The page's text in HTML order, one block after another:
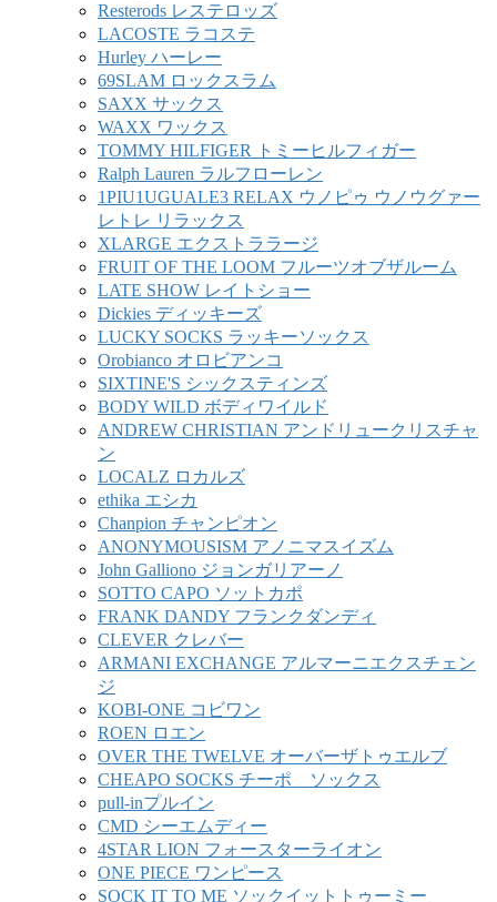
Resterods レステロッズ
LACOSTE ラコステ
Hurley ハーレー
69SLAM ロックスラム
SAXX サックス
WAXX ワックス
TOMMY HILFIGER トミーヒルフィガー
Ralph Lauren ラルフローレン
1PIU1UGUALE3 RELAX ウノピゥ ウノウグァー
レトレ リラックス
XLARGE エクストララージ
FRUIT OF THE LOOM フルーツオブザルーム
LATE SHOW レイトショー
Dickies ディッキーズ
LUCKY SOCKS ラッキーソックス
Orobianco オロビアンコ
SIXTINE'S シックスティンズ
BODY WILD ボディワイルド
ANDREW CHRISTIAN アンドリュークリスチャ
ン
LOCALZ ロカルズ
ethika エシカ
Chanpion チャンピオン
ANONYMOUSISM アノニマスイズム
John Galliono ジョンガリアーノ
SOTTO CAPO ソットカポ
FRANK DANDY フランクダンディ
CLEVER クレバー
ARMANI EXCHANGE アルマーニエクスチェン
ジ
KOBI-ONE コビワン
ROEN ロエン
OVER THE TWELVE オーバーザトゥエルブ
CHEAPO SOCKS チーポ ソックス
pull-inプルイン
CMD シーエムディー
4STAR LION フォースターライオン
ONE PIECE ワンピース
SOCK IT TO ME ソックイットトゥーミー